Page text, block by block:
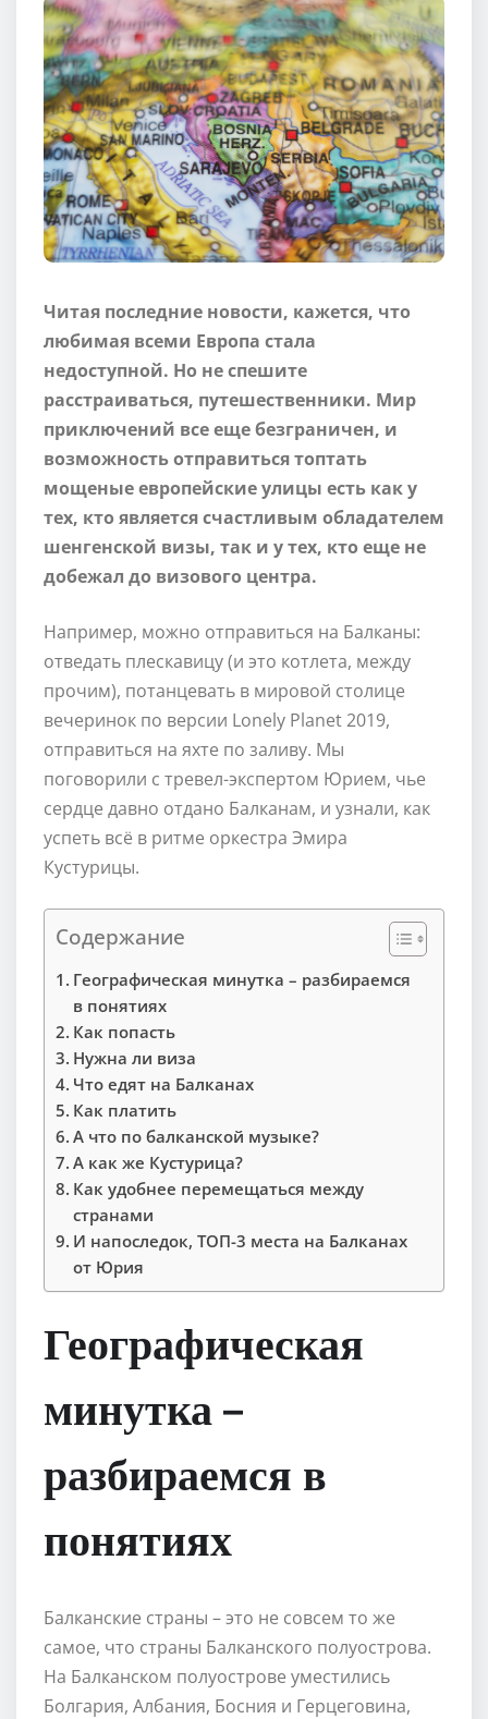
Читая последние новости, кажется, что
любимая всеми Европа стала
недоступной. Но не спешите
расстраиваться, путешественники. Мир
приключений все еще безграничен, и
возможность отправиться топтать
мощеные европейские улицы есть как у
тех, кто является счастливым обладателем
шенгенской визы, так и у тех, кто еще не
добежал до визового центра.
Например, можно отправиться на Балканы:
отведать плескавицу (и это котлета, между
прочим), потанцевать в мировой столице
вечеринок по версии Lonely Planet 2019,
отправиться на яхте по заливу. Мы
поговорили с тревел-экспертом Юрием, чье
сердце давно отдано Балканам, и узнали, как
успеть всё в ритме оркестра Эмира
Кустурицы.
Содержание
Географическая минутка – разбираемся
в понятиях
Как попасть
Нужна ли виза
Что едят на Балканах
Как платить
А что по балканской музыке?
А как же Кустурица?
Как удобнее перемещаться между
странами
И напоследок, ТОП-3 места на Балканах
от Юрия
Географическая
минутка –
разбираемся в
понятиях
Балканские страны – это не совсем то же
самое, что страны Балканского полуострова.
На Балканском полуострове уместились
Болгария, Албания, Босния и Герцеговина,